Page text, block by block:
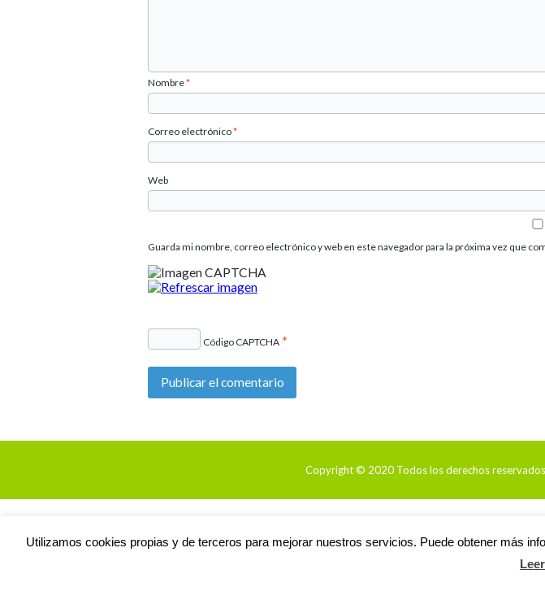
Nombre*
Correo electrónico*
Web
Guarda mi nombre, correo electrónico y web en este navegador para la próxima vez que
Código CAPTCHA *
Copyright © 2020 Todos los derechos
Utilizamos cookies propias y de terceros para mejorar nuestros servicios. Puede obtener más